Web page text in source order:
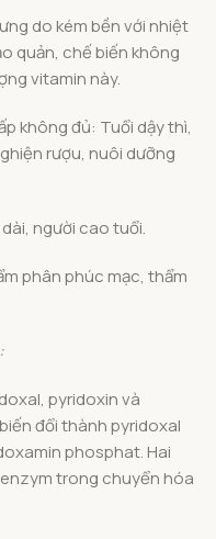
do kém bền với nhiệt
quản, chế biến không
vitamin này.
không đủ: Tuổi dậy thì,
rượu, nuôi dưỡng
người cao tuổi.
phân phúc mạc, thẩm
pyridoxin và
đổi thành pyridoxal
phosphat. Hai
trong chuyển hóa